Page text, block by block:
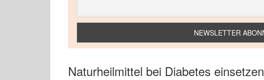
Naturheilmittel bei Diabetes einsetzen